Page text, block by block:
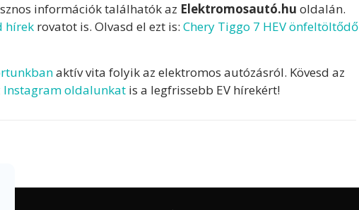
információk találhatók az Elektromosautó.hu oldalán.
hírekrovatot is. Olvasd el ezt is: Chery Tiggo 7 HEV önfeltöltődő
aktív vita folyik az elektromos autózásról. Kövesd az
Instagram oldalunkatis a legfrissebb EV hírekért!